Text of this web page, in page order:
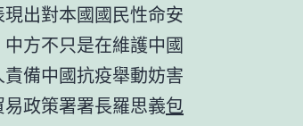
出對本國國民性命安
方不只是在維護中國
備中國抗疫舉動妨害
政策署署長羅思義包